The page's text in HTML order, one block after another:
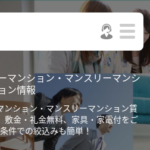
マンション・マンスリーマンシ
ョン情報
ション・マンスリーマンション賃
敷金・礼金無料、家具・家電付をご
件での絞込みも簡単！